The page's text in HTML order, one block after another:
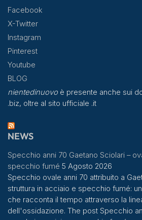
Facebook
X-Twitter
Instagram
Pinterest
Youtube
BLOG
nientedinuovoè presente anche sui
.biz, oltre al sito ufficiale .it
NEWS
Specchio anni 70 Gaetano Sciolari –
specchio fumé 5 Agosto 2026
Specchio ovale anni 70 attribuito a
struttura in acciaio e specchio fumé:
che racconta il tempo attraverso la
dell'ossidazione. The post Specchio